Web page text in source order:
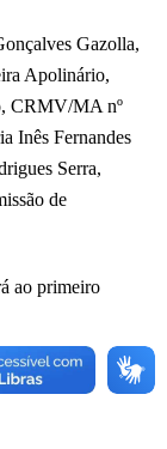
Gazolla,
Apolinário,
CRMV/MA nº
Inês Fernandes
Serra,
de
ao primeiro
data,